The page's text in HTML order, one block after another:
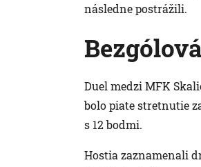
následne postrážili.
Duel medzi MFK
bolo piate stretnutie
s 12 bodmi.
Hostia zaznamenali